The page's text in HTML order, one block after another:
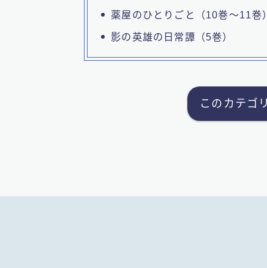
薬屋のひとりごと（10巻～11巻）
影の英雄の日常譚（5巻）
このカテゴ